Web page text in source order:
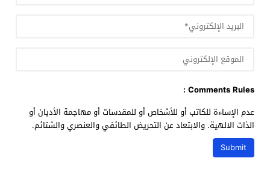
Comments Rules :
عدم الإساءة للكاتب أو للأشخاص أو للمقدسات أو مهاجمة الأديان أو
الذات الالهية. والابتعاد عن التحريض الطائفي والعنصري والشتائم.